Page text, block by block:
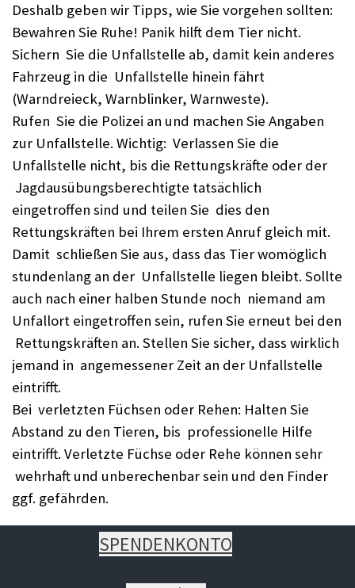
Deshalb geben wir Tipps, wie Sie vorgehen sollten:
Bewahren Sie Ruhe! Panik hilft dem Tier nicht.
Sichern Sie die Unfallstelle ab, damit kein anderes
Fahrzeug in die Unfallstelle hinein fährt
(Warndreieck, Warnblinker, Warnweste).
Rufen Sie die Polizei an und machen Sie Angaben
zur Unfallstelle. Wichtig: Verlassen Sie die
Unfallstelle nicht, bis die Rettungskräfte oder der
Jagdausübungsberechtigte tatsächlich
eingetroffen sind und teilen Sie dies den
Rettungskräften bei Ihrem ersten Anruf gleich mit.
Damit schließen Sie aus, dass das Tier womöglich
stundenlang an der Unfallstelle liegen bleibt. Sollte
auch nach einer halben Stunde noch niemand am
Unfallort eingetroffen sein, rufen Sie erneut bei den
Rettungskräften an. Stellen Sie sicher, dass wirklich
jemand in angemessener Zeit an der Unfallstelle
eintrifft.
Bei verletzten Füchsen oder Rehen: Halten Sie
Abstand zu den Tieren, bis professionelle Hilfe
eintrifft. Verletzte Füchse oder Rehe können sehr
wehrhaft und unberechenbar sein und den Finder
ggf. gefährden.
SPENDENKONTO